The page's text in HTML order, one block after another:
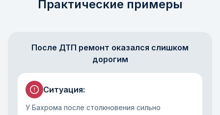
Практические примеры
После ДТП ремонт оказался слишком
дорогим
Ситуация:
У Бахрома после столкновения сильно